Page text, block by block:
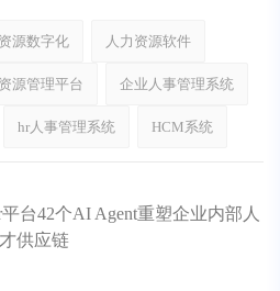
源数字化 人力资源软件
源管理平台 企业人事管理系统
hr人事管理系统 HCM系统
台42个AI Agent重塑企业内部人
才供应链